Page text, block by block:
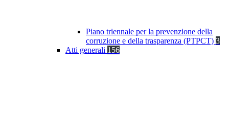
Piano triennale per la prevenzione della
corruzione e della trasparenza (PTPCT) 3
Atti generali 156